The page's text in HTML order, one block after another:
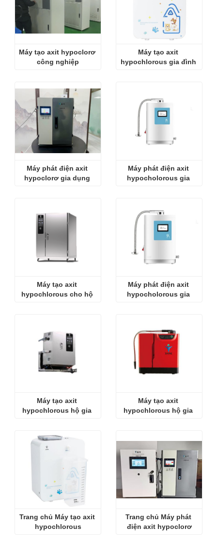
Máy tạo axit hypoclorơ
công nghiệp
Máy tạo axit
Máy phát điện axit
hypoclorơ gia dụng
Máy phát điện axit
hypocholorous gia
Máy tạo axit
hypochlorous cho hộ
Máy phát điện axit
hypocholorous gia
Máy tạo axit
hypochlorous hộ gia
Máy tạo axit
hypochlorous hộ gia
Trang chủ Máy tạo axit
hypochlorous
Trang chủ Máy phát
điện axit hypoclorơ